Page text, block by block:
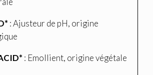
: Ajusteur de pH, origine
: Emollient, origine végétale